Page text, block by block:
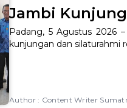
Jambi
Padang, 5 Agustus 2026
kunjungan dan silaturahmi
Author : Content Writer